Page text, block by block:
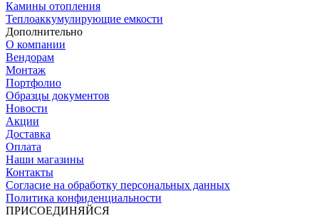
Камины отопления
Теплоаккумулирующие емкости
Дополнительно
О компании
Вендорам
Монтаж
Портфолио
Образцы документов
Новости
Акции
Доставка
Оплата
Наши магазины
Контакты
Согласие на обработку персональных данных
Политика конфиденциальности
ПРИСОЕДИНЯЙСЯ